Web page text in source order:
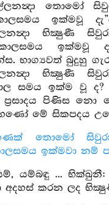
තොමෝ
ඉක්මවූ
භික්‍ෂුණී
ඉක්මවූ
භාග්‍යවත් බුදුහු
භික්‍ෂුණී
සමය ඉක්ම වූ
ප්‍රසාදය පිණිස නො
මේ සිකපදය
තොමෝ
ඉක්මවා නම්
යම්බඳු ...
අදහස් කරන ලද